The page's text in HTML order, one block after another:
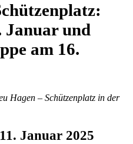
Januar und
am 16.
Hagen – Schützenplatz in der
Januar 2025